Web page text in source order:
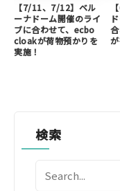
【7/11、7/12】ベル
ーナドーム開催のライ
ブに合わせて、ecbo
cloakが荷物預かりを
実施！
検索